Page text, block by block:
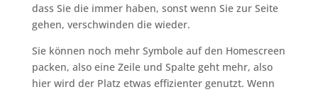
dass Sie die immer haben, sonst wenn Sie zur Seite
gehen, verschwinden die wieder.
Sie können noch mehr Symbole auf den Homescreen
packen, also eine Zeile und Spalte geht mehr, also
hier wird der Platz etwas effizienter genutzt. Wenn